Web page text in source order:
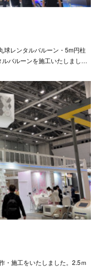
レンタルバルーン・5m円柱
バルーンを施工いたしまし…
・施工をいたしました。2.5ｍ